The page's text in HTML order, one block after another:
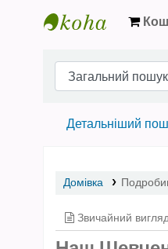
Детальніший
Домівка
Звичайний